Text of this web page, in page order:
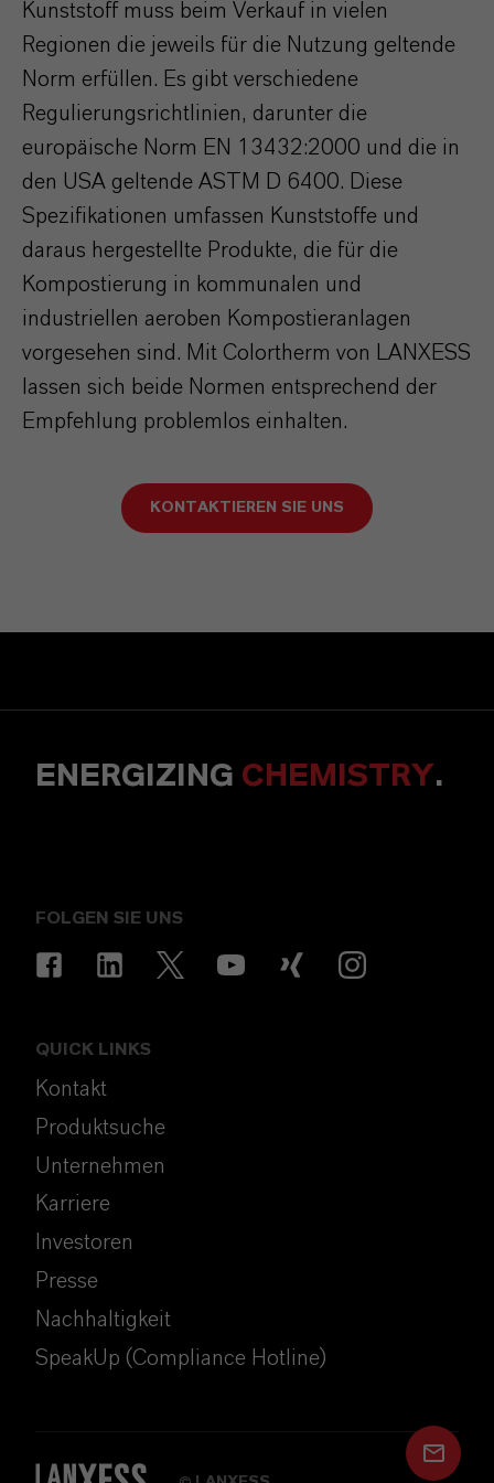
Kunststoff muss beim Verkauf in vielen
Regionen die jeweils für die Nutzung geltende
Norm erfüllen. Es gibt verschiedene
Regulierungsrichtlinien, darunter die
europäische Norm EN 13432:2000 und die in
den USA geltende ASTM D 6400. Diese
Spezifikationen umfassen Kunststoffe und
daraus hergestellte Produkte, die für die
Kompostierung in kommunalen und
industriellen aeroben Kompostieranlagen
vorgesehen sind. Mit Colortherm von LANXESS
lassen sich beide Normen entsprechend der
Empfehlung problemlos einhalten.
KONTAKTIEREN SIE UNS
ENERGIZING CHEMISTRY.
FOLGEN SIE UNS
QUICK LINKS
Kontakt
Produktsuche
Unternehmen
Karriere
Investoren
Presse
Nachhaltigkeit
SpeakUp (Compliance Hotline)